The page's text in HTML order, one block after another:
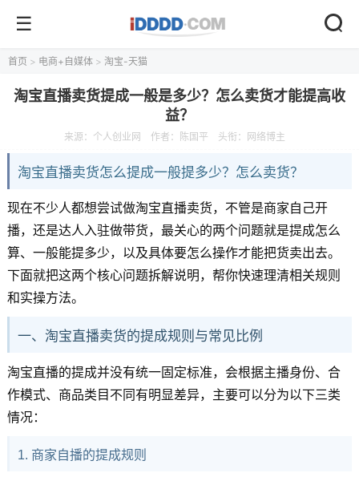
首页 > 电商+自媒体 > 淘宝-天猫
淘宝直播卖货提成一般是多少？怎么卖货才能提高收
益？
来源： 个人创业网 作者：陈国平 头衔：网络博主
淘宝直播卖货怎么提成一般提多少？怎么卖货？
现在不少人都想尝试做淘宝直播卖货，不管是商家自己开
播，还是达人入驻做带货，最关心的两个问题就是提成怎么
算、一般能提多少，以及具体要怎么操作才能把货卖出去。
下面就把这两个核心问题拆解说明，帮你快速理清相关规则
和实操方法。
一、淘宝直播卖货的提成规则与常见比例
淘宝直播的提成并没有统一固定标准，会根据主播身份、合
作模式、商品类目不同有明显差异，主要可以分为以下三类
情况：
1. 商家自播的提成规则